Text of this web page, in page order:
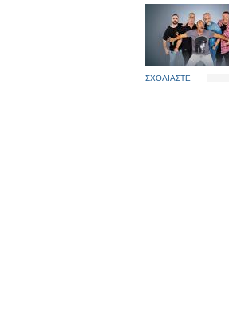
ΣΧΟΛΙΑΣΤΕ